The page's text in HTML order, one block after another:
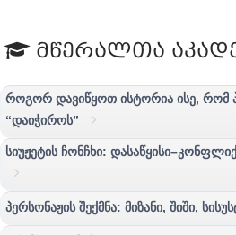
მწერალთა
როგორ დავიწყოთ ისტორია ისე, რომ
“დაიჭიროს”
სიუჟეტის ჩონჩხი:
პერსონაჟის შექმნა: მიზანი, შიში,